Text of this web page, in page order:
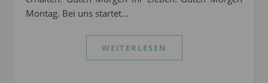
Montag. Bei uns startet…
WEITERLESEN